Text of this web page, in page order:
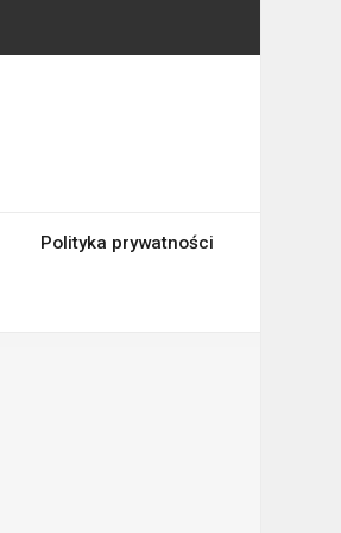
Polityka prywatności